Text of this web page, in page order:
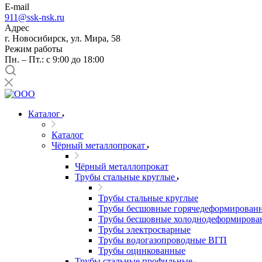
E-mail
911@ssk-nsk.ru
Адрес
г. Новосибирск, ул. Мира, 58
Режим работы
Пн. – Пт.: с 9:00 до 18:00
Каталог
Каталог
Чёрный металлопрокат
Чёрный металлопрокат
Трубы стальные круглые
Трубы стальные круглые
Трубы бесшовные
Трубы бесшовные
Трубы электросварные
Трубы водогазопроводные ВГП
Трубы оцинкованные